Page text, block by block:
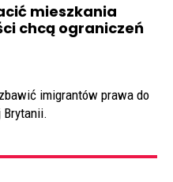
mieszkania
chcą ograniczeń
imigrantów prawa do